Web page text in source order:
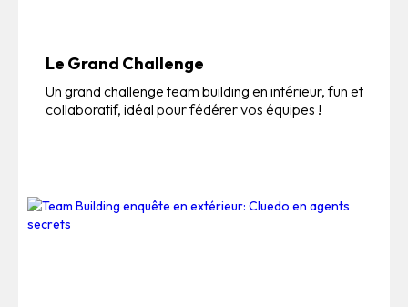
Le Grand Challenge
Un grand challenge team building en intérieur, fun et
collaboratif, idéal pour fédérer vos équipes !